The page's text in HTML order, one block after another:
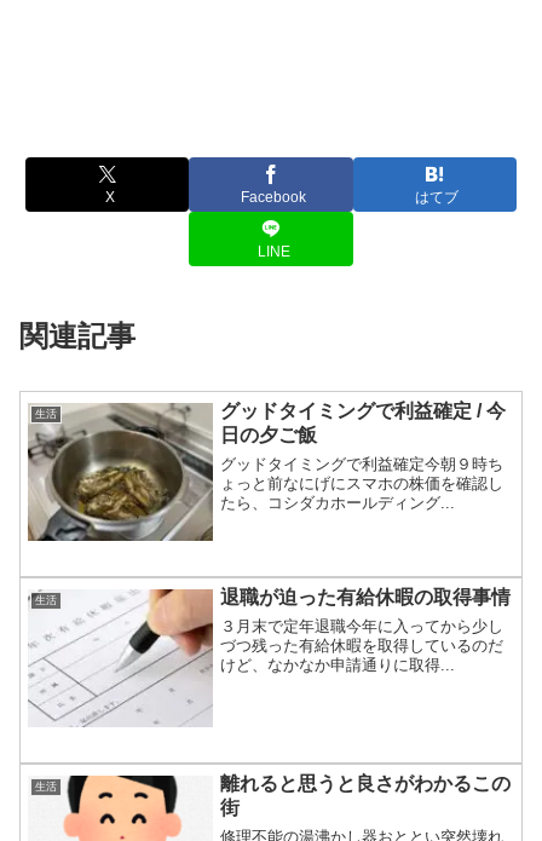
X Facebook はてブ
LINE
関連記事
生活
グッドタイミングで利益確定 / 今
日の夕ご飯
グッドタイミングで利益確定今朝９時ち
ょっと前なにげにスマホの株価を確認し
たら、コシダカホールディング...
生活 退職が迫った有給休暇の取得事情
３月末で定年退職今年に入ってから少し
づつ残った有給休暇を取得しているのだ
けど、なかなか申請通りに取得...
生活
離れると思うと良さがわかるこの
街
修理不能の湯沸かし器おととい突然壊れ